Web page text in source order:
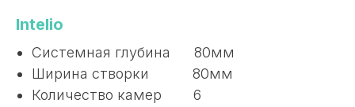
Intelio
Системная глубина 80мм
Ширина створки 80мм
Количество камер 6